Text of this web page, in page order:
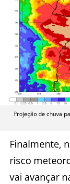
Projeção de chuva
Finalmente,
risco
vai avançar